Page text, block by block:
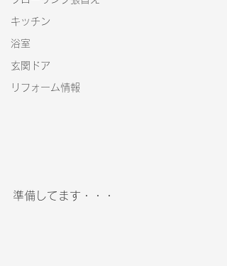
キッチン
浴室
玄関ドア
リフォーム情報
準備してます・・・